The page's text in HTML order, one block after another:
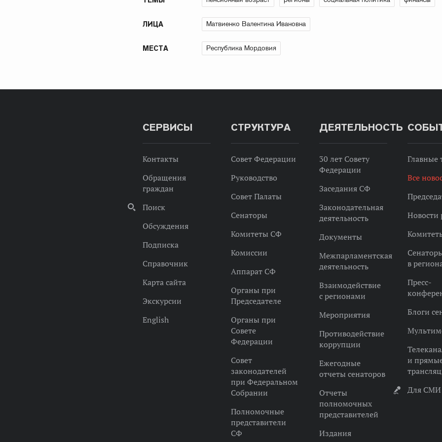
ЛИЦА Матвиенко Валентина Ивановна
МЕСТА Республика Мордовия
СЕРВИСЫ
Контакты
Обращения
граждан
Поиск
Обсуждения
Подписка
Справочник
Карта сайта
Экскурсии
English
СТРУКТУРА
Совет Федерации
Руководство
Совет Палаты
Сенаторы
Комитеты СФ
Комиссии
Аппарат СФ
Органы при
Председателе
Органы при
Совете
Федерации
Совет
законодателей
при Федеральном
Собрании
Полномочные
представители
СФ
ДЕЯТЕЛЬНОСТЬ
30 лет Совету
Федерации
Заседания СФ
Законодательная
деятельность
Документы
Межпарламентская
деятельность
Взаимодействие
с регионами
Мероприятия
Противодействие
коррупции
Ежегодные
отчеты сенаторов
Отчеты
полномочных
представителей
Издания
Главные
Все
Новости
в
Пресс-
Блоги
и
Для СМИ